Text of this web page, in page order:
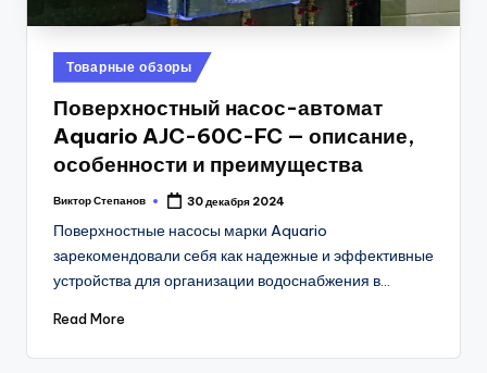
Posted
in
Товарные обзоры
Поверхностный насос-автомат
Aquario AJC-60C-FC — описание,
особенности и преимущества
Posted
Виктор Степанов 30 декабря 2024
Поверхностные насосы марки Aquario
зарекомендовали себя как надежные и эффективные
устройства для организации водоснабжения в…
Read More